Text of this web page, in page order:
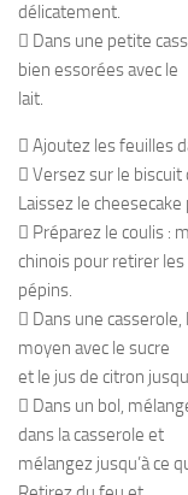
délicatement.
 Dans une petite
bien essorées avec le
lait.
 Ajoutez les feuilles
 Versez sur le biscuit
Laissez le
 Préparez le coulis :
chinois pour retirer les
pépins.
 Dans une
moyen avec le sucre
et le jus de citron
 Dans un bol,
dans la casserole et
mélangez jusqu’à ce